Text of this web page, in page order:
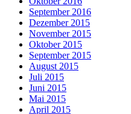
September 2016
Dezember 2015
November 2015
Oktober 2015
September 2015
August 2015
Juli 2015
Juni 2015
Mai 2015
April 2015